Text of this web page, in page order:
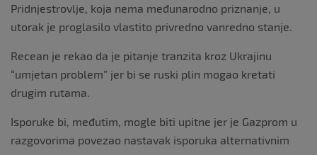
Pridnjestrovlje, koja nema međunarodno priznanje, u
utorak je proglasilo vlastito privredno vanredno stanje.
Recean je rekao da je pitanje tranzita kroz Ukrajinu
“umjetan problem” jer bi se ruski plin mogao kretati
drugim rutama.
Isporuke bi, međutim, mogle biti upitne jer je Gazprom u
razgovorima povezao nastavak isporuka alternativnim